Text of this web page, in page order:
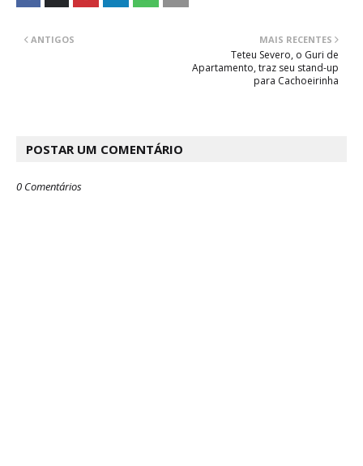
MAIS RECENTES
Teteu Severo, o Guri de
Apartamento, traz seu stand-up
para Cachoeirinha
ANTIGOS
POSTAR UM COMENTÁRIO
0 Comentários